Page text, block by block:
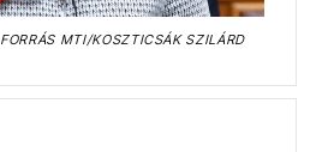
FORRÁS MTI/KOSZTICSÁK SZILÁRD